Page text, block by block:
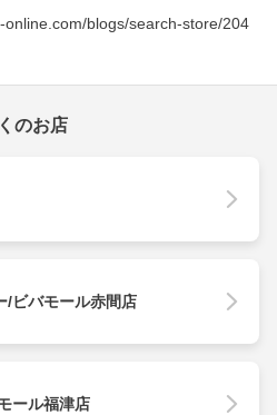
online.com/blogs/search-store/204
のお店
/ビバモール赤間店
ール福津店